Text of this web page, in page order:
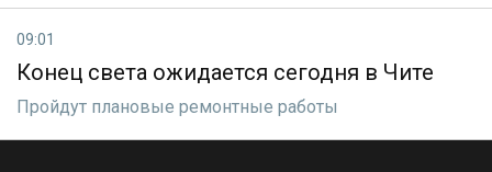
09:01
Конец света ожидается сегодня в Чите
Пройдут плановые ремонтные работы